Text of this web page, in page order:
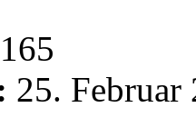
25. Februar